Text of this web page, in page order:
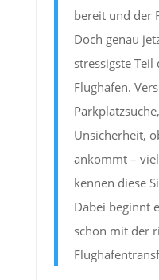
bereit und der
Doch genau
stressigste
Flughafen.
Unsicherheit,
ankommt –
kennen diese
Dabei beginnt
schon mit der